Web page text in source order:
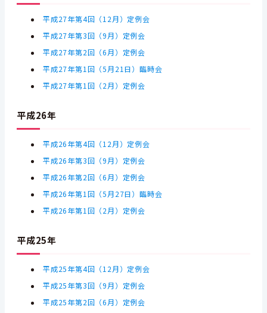
平成27年第4回（12月）定例会
平成27年第3回（9月）定例会
平成27年第2回（6月）定例会
平成27年第1回（5月21日）臨時会
平成27年第1回（2月）定例会
平成26年
平成26年第4回（12月）定例会
平成26年第3回（9月）定例会
平成26年第2回（6月）定例会
平成26年第1回（5月27日）臨時会
平成26年第1回（2月）定例会
平成25年
平成25年第4回（12月）定例会
平成25年第3回（9月）定例会
平成25年第2回（6月）定例会